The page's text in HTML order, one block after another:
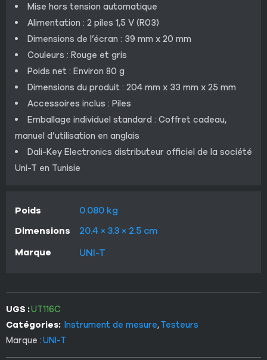
Mise hors tension automatique
Alimentation : 2 piles 1,5 V (R03)
Dimensions de l’écran : 39 mm x 20 mm
Couleurs : Rouge et gris
Poids net : Environ 80 g
Dimensions du produit : 204 mm x 33 mm x 25 mm
Accessoires inclus : Piles
Emballage individuel standard : Coffret cadeau,
manuel d’utilisation en anglais
Dali-Key Electronics distributeur officiel de la société
Uni-T en Tunisie
Poids
0.080 kg
Dimensions
20.4 × 3.3 × 2.5 cm
Marque
UNI-T
UGS :UT116C
Catégories: Instrument de mesure,Testeurs
Marque :UNI-T